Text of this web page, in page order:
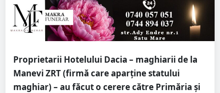
Proprietarii Hotelului Dacia – maghiarii de la
Manevi ZRT (firmă care aparține statului
maghiar) – au făcut o cerere către Primăria și